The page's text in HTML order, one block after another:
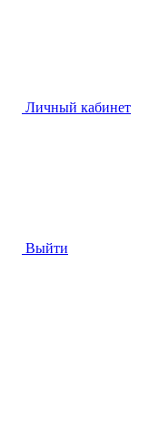
Личный кабинет
Выйти